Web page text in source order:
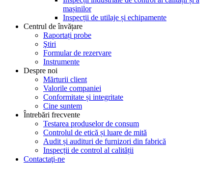
mașinilor
Inspecții de utilaje și echipamente
Centrul de învățare
Raportați probe
Ştiri
Formular de rezervare
Instrumente
Despre noi
Mărturii client
Valorile companiei
Conformitate și integritate
Cine suntem
Întrebări frecvente
Testarea produselor de consum
Controlul de etică și luare de mită
Audit și audituri de furnizori din fabrică
Inspecții de control al calității
Contactaţi-ne